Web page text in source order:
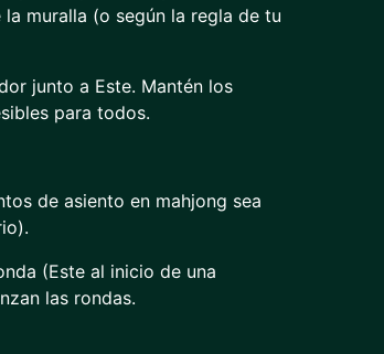
muralla (o según la regla de tu
junto a Este. Mantén los
para todos.
de asiento en mahjong sea
(Este al inicio de una
las rondas.